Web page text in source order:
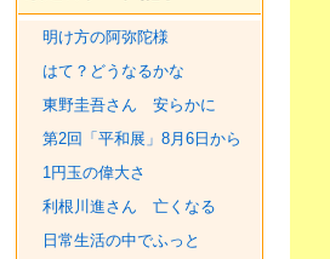
明け方の阿弥陀様
はて？どうなるかな
東野圭吾さん 安らかに
第2回「平和展」8月6日から
1円玉の偉大さ
利根川進さん 亡くなる
日常生活の中でふっと